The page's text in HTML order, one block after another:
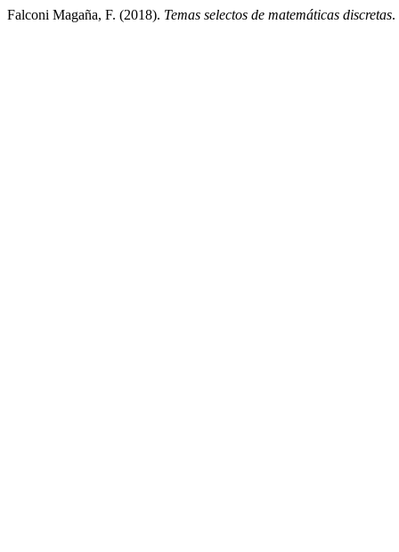
Falconi Magaña, F. (2018). Temas selectos de matemáticas discretas.